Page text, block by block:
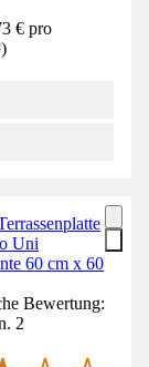
€ pro
)
Uni
60 cm x 60
Bewertung:
2